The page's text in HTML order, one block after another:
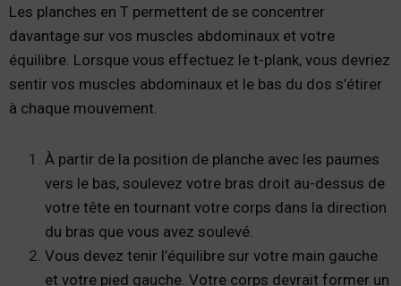
Les planches en T permettent de se concentrer
davantage sur vos muscles abdominaux et votre
équilibre. Lorsque vous effectuez le t-plank, vous devriez
sentir vos muscles abdominaux et le bas du dos s’étirer
à chaque mouvement.
À partir de la position de planche avec les paumes
vers le bas, soulevez votre bras droit au-dessus de
votre tête en tournant votre corps dans la direction
du bras que vous avez soulevé.
Vous devez tenir l’équilibre sur votre main gauche
et votre pied gauche. Votre corps devrait former un